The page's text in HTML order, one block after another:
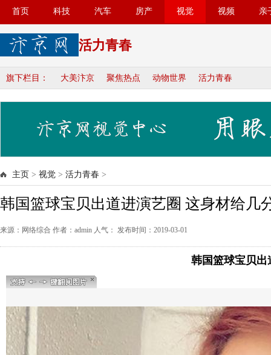
首页 科技 汽车 房产 视觉 视频 亲
活力青春
旗下栏目： 大美汴京 聚焦热点 动物世界 活力青春
主页 > 视觉 > 活力青春 >
韩国篮球宝贝出道进演艺圈 这身材给几
来源：网络综合 作者：admin 人气： 发布时间：2019-03-01
韩国篮球宝贝